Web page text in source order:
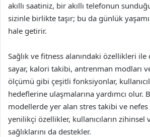
akıllı saatiniz, bir akıllı telefonun
sizinle birlikte taşır; bu da günlük
hale getirir.
Sağlık ve fitness alanındaki özellikleri ile
sayar, kalori takibi, antrenman modları ve
ölçümü gibi çeşitli fonksiyonlar,
hedeflerine ulaşmalarına yardımcı olur.
modellerde yer alan stres takibi ve
yenilikçi özellikler, kullanıcıların zihinsel
sağlıklarını da destekler.